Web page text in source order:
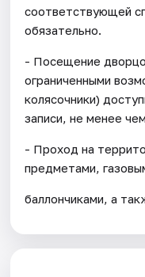
соответствующей
обязательно.
- Посещение
ограниченными
колясочники)
записи, не менее
- Проход на
предметами,
баллончиками, а